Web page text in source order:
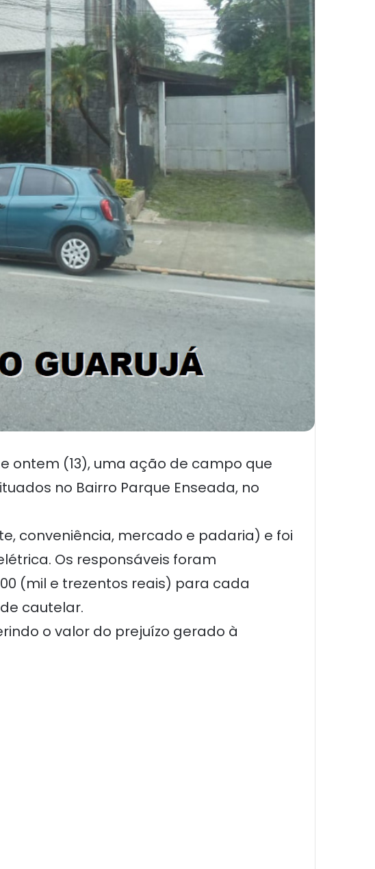
ontem (13), uma ação de campo que
no Bairro Parque Enseada, no
conveniência, mercado e padaria) e foi
Os responsáveis foram
(mil e trezentos reais) para cada
cautelar.
o valor do prejuízo gerado à